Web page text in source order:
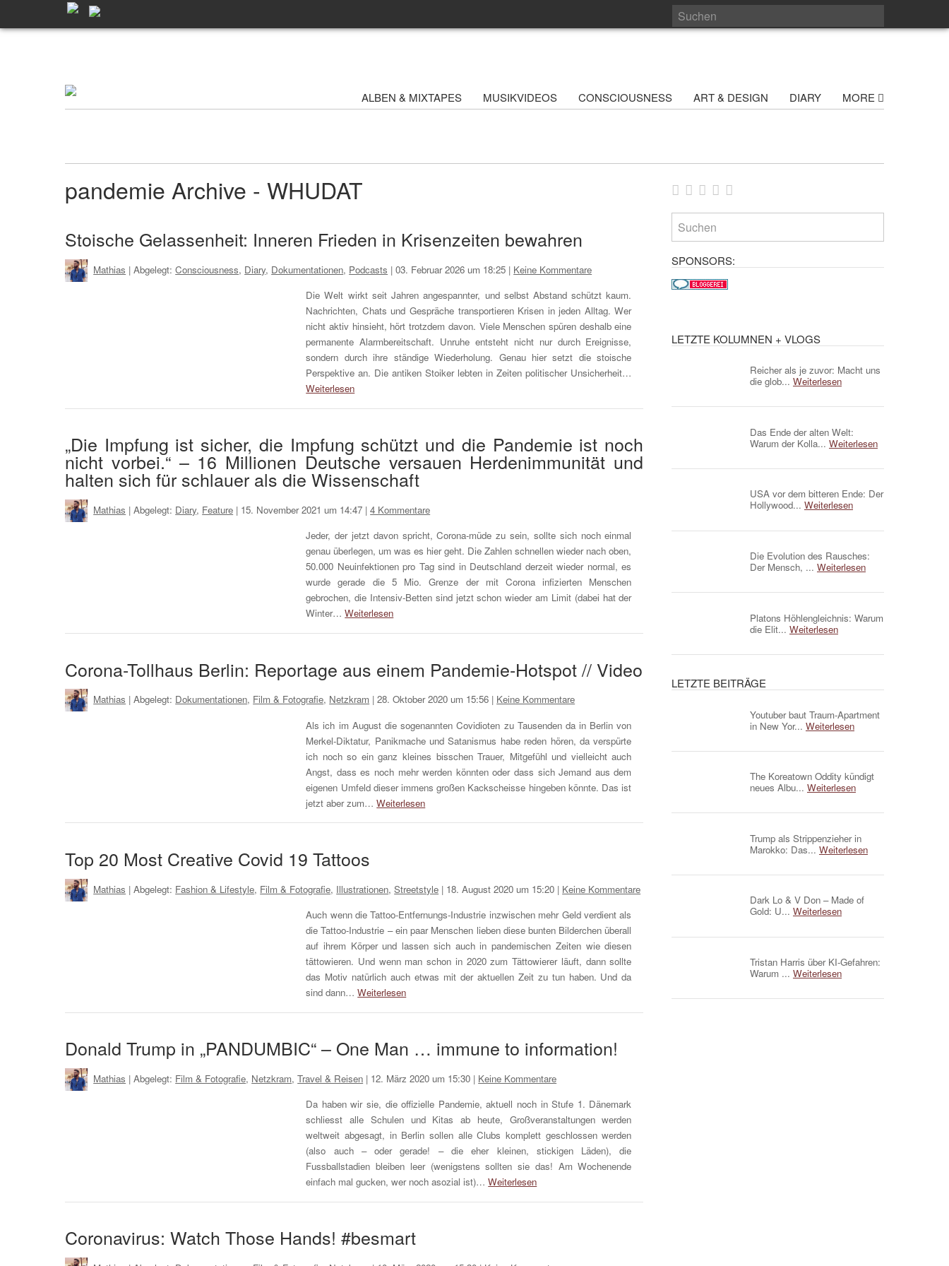
ALBEN & MIXTAPES MUSIKVIDEOS CONSCIOUSNESS ART & DESIGN DIARY MORE
pandemie Archive - WHUDAT
Stoische Gelassenheit: Inneren Frieden in Krisenzeiten bewahren
Mathias | Abgelegt:Consciousness, Diary, Dokumentationen, Podcasts |03. Februar 2026 um 18:25 | Keine Kommentare
Die Welt wirkt seit Jahren angespannter, und selbst Abstand schützt kaum.
Nachrichten, Chats und Gespräche transportieren Krisen in jeden Alltag. Wer
nicht aktiv hinsieht, hört trotzdem davon. Viele Menschen spüren deshalb eine
permanente Alarmbereitschaft. Unruhe entsteht nicht nur durch Ereignisse,
sondern durch ihre ständige Wiederholung. Genau hier setzt die stoische
Perspektive an. Die antiken Stoiker lebten in Zeiten politischer Unsicherheit…
Weiterlesen
„Die Impfung ist sicher, die Impfung schützt und die Pandemie ist noch
nicht vorbei.“ – 16 Millionen Deutsche versauen Herdenimmunität und
halten sich für schlauer als die Wissenschaft
Mathias | Abgelegt: Diary, Feature | 15. November 2021 um 14:47 |4 Kommentare
Jeder, der jetzt davon spricht, Corona-müde zu sein, sollte sich noch einmal
genau überlegen, um was es hier geht. Die Zahlen schnellen wieder nach oben,
50.000 Neuinfektionen pro Tag sind in Deutschland derzeit wieder normal, es
wurde gerade die 5 Mio. Grenze der mit Corona infizierten Menschen
gebrochen, die Intensiv-Betten sind jetzt schon wieder am Limit (dabei hat der
Winter…Weiterlesen
Corona-Tollhaus Berlin: Reportage aus einem Pandemie-Hotspot // Video
Mathias | Abgelegt: Dokumentationen, Film & Fotografie, Netzkram |28. Oktober 2020 um 15:56 | Keine Kommentare
Als ich im August die sogenannten Covidioten zu Tausenden da in Berlin von
Merkel-Diktatur, Panikmache und Satanismus habe reden hören, da verspürte
ich noch so ein ganz kleines bisschen Trauer, Mitgefühl und vielleicht auch
Angst, dass es noch mehr werden könnten oder dass sich Jemand aus dem
eigenen Umfeld dieser immens großen Kackscheisse hingeben könnte. Das ist
jetzt aber zum…Weiterlesen
Top 20 Most Creative Covid 19 Tattoos
Mathias | Abgelegt: Fashion & Lifestyle, Film & Fotografie, Illustrationen,Streetstyle | 18. August 2020 um 15:20 | Keine Kommentare
Auch wenn die Tattoo-Entfernungs-Industrie inzwischen mehr Geld verdient als
die Tattoo-Industrie – ein paar Menschen lieben diese bunten Bilderchen überall
auf ihrem Körper und lassen sich auch in pandemischen Zeiten wie diesen
tättowieren. Und wenn man schon in 2020 zum Tättowierer läuft, dann sollte
das Motiv natürlich auch etwas mit der aktuellen Zeit zu tun haben. Und da
sind dann…Weiterlesen
Donald Trump in „PANDUMBIC“ – One Man … immune to information!
Mathias | Abgelegt: Film & Fotografie, Netzkram,Travel & Reisen | 12. März 2020 um 15:30 | Keine Kommentare
Da haben wir sie, die offizielle Pandemie, aktuell noch in Stufe 1. Dänemark
schliesst alle Schulen und Kitas ab heute, Großveranstaltungen werden
weltweit abgesagt, in Berlin sollen alle Clubs komplett geschlossen werden
(also auch – oder gerade! – die eher kleinen, stickigen Läden), die
Fussballstadien bleiben leer (wenigstens sollten sie das! Am Wochenende
einfach mal gucken, wer noch asozial ist)…Weiterlesen
Coronavirus: Watch Those Hands! #besmart
SPONSORS:
LETZTE KOLUMNEN + VLOGS
Reicher als je zuvor: Macht uns
die glob... Weiterlesen
Das Ende der alten Welt:
Warum der Kolla... Weiterlesen
USA vor dem bitteren Ende: Der
Hollywood... Weiterlesen
Die Evolution des Rausches:
Der Mensch, ... Weiterlesen
Platons Höhlengleichnis: Warum
die Elit... Weiterlesen
LETZTE BEITRÄGE
Youtuber baut Traum-Apartment
in New Yor... Weiterlesen
The Koreatown Oddity kündigt
neues Albu... Weiterlesen
Trump als Strippenzieher in
Marokko: Das... Weiterlesen
Dark Lo & V Don – Made of
Gold: U... Weiterlesen
Tristan Harris über KI-Gefahren:
Warum ... Weiterlesen